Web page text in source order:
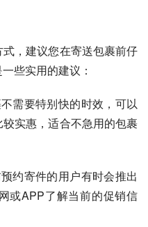
，建议您在寄送包裹前仔
些实用的建议：
需要特别快的时效，可以
实惠，适合不急用的包裹
约寄件的用户有时会推出
或APP了解当前的促销信